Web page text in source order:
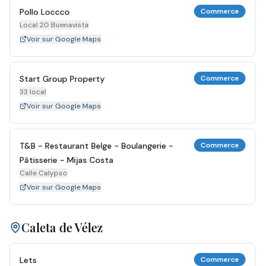
Pollo Loccco
Local 20 Buenavista
Commerce
Voir sur Google Maps
Start Group Property
33 local
Commerce
Voir sur Google Maps
T&B - Restaurant Belge - Boulangerie -
Pâtisserie - Mijas Costa
Calle Calypso
Commerce
Voir sur Google Maps
Caleta de Vélez
Lets Commerce